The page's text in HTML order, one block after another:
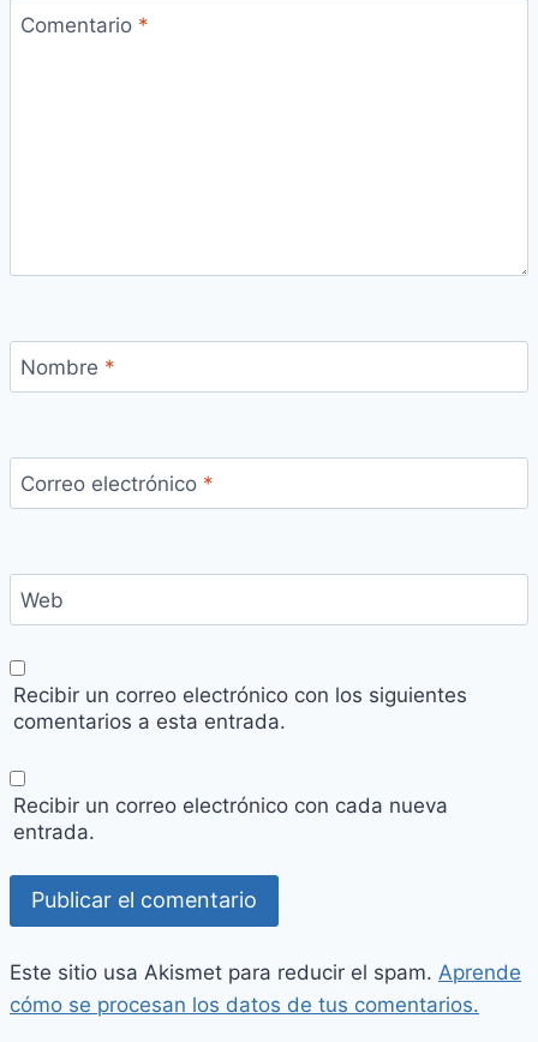
Comentario *
Nombre *
Correo electrónico *
Web
Recibir un correo electrónico con los siguientes
comentarios a esta entrada.
Recibir un correo electrónico con cada nueva
entrada.
Este sitio usa Akismet para reducir el spam. Aprende
cómo se procesan los datos de tus comentarios.